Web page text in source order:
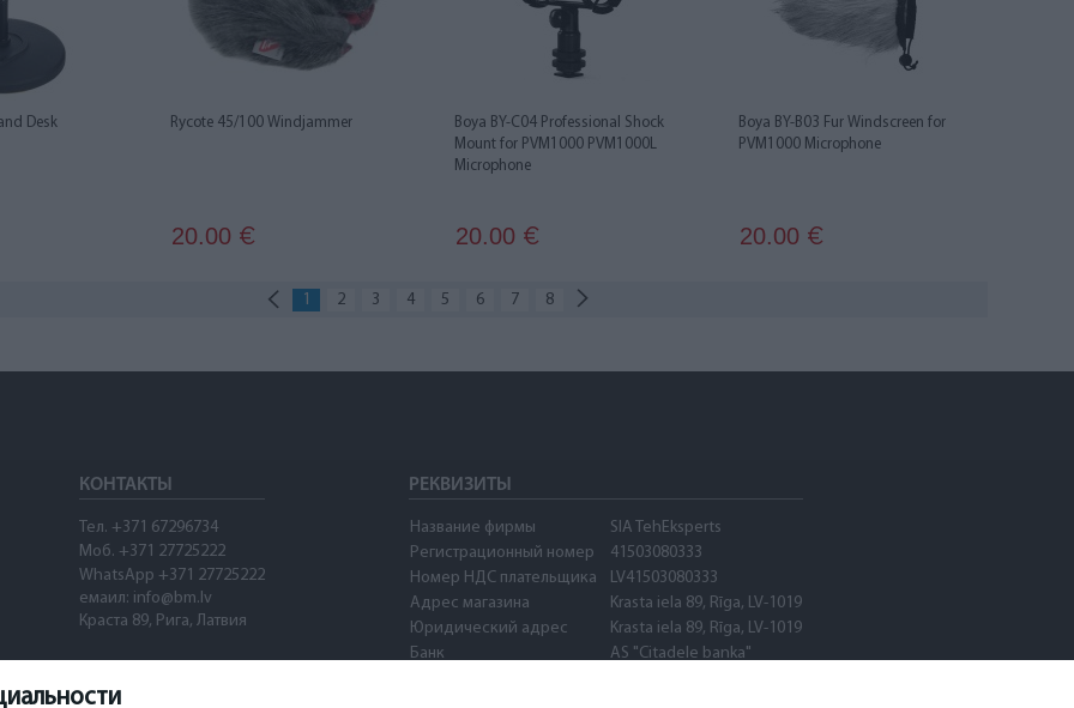
Desk Rycote 45/100 Windjammer
20.00 €
Boya BY-C04 Professional Shock
Mount for PVM1000 PVM1000L
Microphone
20.00 €
Boya BY-B03 Fur Windscreen for
PVM1000 Microphone
20.00 €
1 2 3 4 5 6 7 8
КОНТАКТЫ
Тел. +371 67296734
Моб. +371 27725222
WhatsApp +371 27725222
емаил: info@bm.lv
Краста 89, Рига, Латвия
РЕКВИЗИТЫ
Название фирмы
SIA TehEksperts
Регистрационный номер
41503080333
Номер НДС плательщика
LV41503080333
Адрес магазина
Krasta iela 89, Rīga, LV-1019
Юридический адрес
Krasta iela 89, Rīga, LV-1019
Банк
AS "Citadele banka"